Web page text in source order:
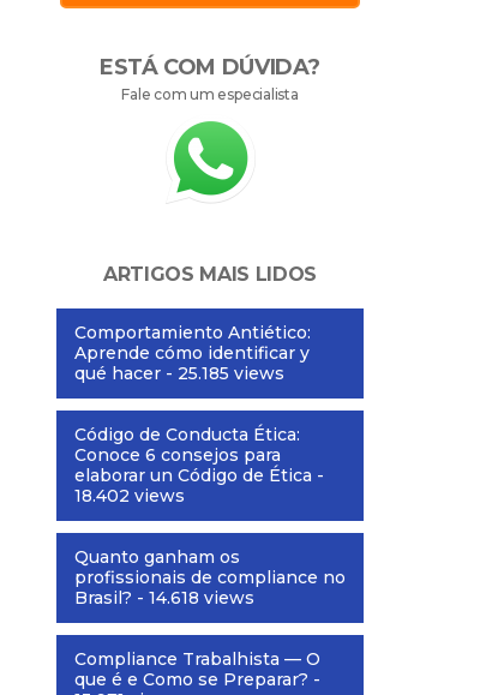
ESTÁ COM DÚVIDA?
Fale com um especialista
ARTIGOS MAIS LIDOS
Comportamiento Antiético:
Aprende cómo identificar y
qué hacer - 25.185 views
Código de Conducta Ética:
Conoce 6 consejos para
elaborar un Código de Ética -
18.402 views
Quanto ganham os
profissionais de compliance no
Brasil? - 14.618 views
Compliance Trabalhista — O
que é e Como se Preparar? -